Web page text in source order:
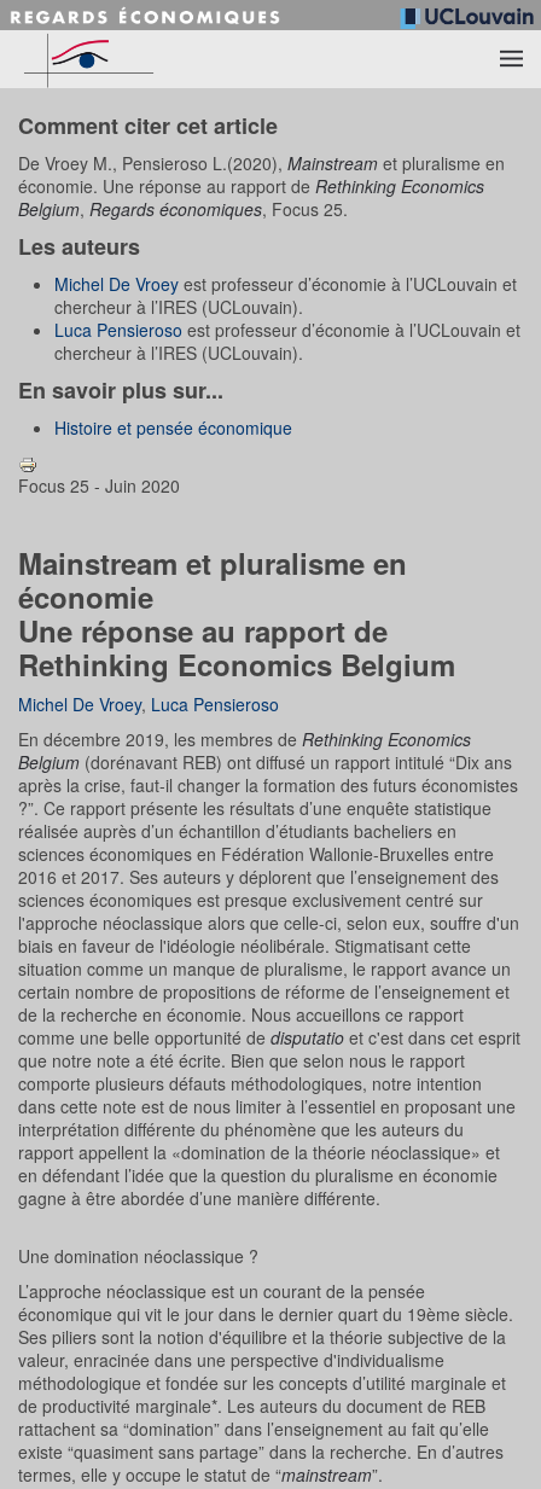
Accéder au contenu principal
Comment citer cet article
De Vroey M., Pensieroso L.(2020), Mainstream et pluralisme en
économie. Une réponse au rapport de Rethinking Economics
Belgium, Regards économiques, Focus 25.
Les auteurs
Michel De Vroey est professeur d’économie à l’UCLouvain et
chercheur à l’IRES (UCLouvain).
Luca Pensieroso est professeur d’économie à l’UCLouvain et
chercheur à l’IRES (UCLouvain).
En savoir plus sur...
Histoire et pensée économique
Focus 25 - Juin 2020
Mainstream et pluralisme en
économie
Une réponse au rapport de
Rethinking Economics Belgium
Michel De Vroey, Luca Pensieroso
En décembre 2019, les membres de Rethinking Economics
Belgium (dorénavant REB) ont diffusé un rapport intitulé “Dix ans
après la crise, faut-il changer la formation des futurs économistes
?”. Ce rapport présente les résultats d’une enquête statistique
réalisée auprès d’un échantillon d’étudiants bacheliers en
sciences économiques en Fédération Wallonie-Bruxelles entre
2016 et 2017. Ses auteurs y déplorent que l’enseignement des
sciences économiques est presque exclusivement centré sur
l'approche néoclassique alors que celle-ci, selon eux, souffre d'un
biais en faveur de l'idéologie néolibérale. Stigmatisant cette
situation comme un manque de pluralisme, le rapport avance un
certain nombre de propositions de réforme de l’enseignement et
de la recherche en économie. Nous accueillons ce rapport
comme une belle opportunité de disputatio et c'est dans cet esprit
que notre note a été écrite. Bien que selon nous le rapport
comporte plusieurs défauts méthodologiques, notre intention
dans cette note est de nous limiter à l’essentiel en proposant une
interprétation différente du phénomène que les auteurs du
rapport appellent la «domination de la théorie néoclassique» et
en défendant l’idée que la question du pluralisme en économie
gagne à être abordée d’une manière différente.
Une domination néoclassique ?
L’approche néoclassique est un courant de la pensée
économique qui vit le jour dans le dernier quart du 19ème siècle.
Ses piliers sont la notion d'équilibre et la théorie subjective de la
valeur, enracinée dans une perspective d'individualisme
méthodologique et fondée sur les concepts d’utilité marginale et
de productivité marginale*. Les auteurs du document de REB
rattachent sa “domination” dans l’enseignement au fait qu’elle
existe “quasiment sans partage” dans la recherche. En d’autres
termes, elle y occupe le statut de “mainstream”.